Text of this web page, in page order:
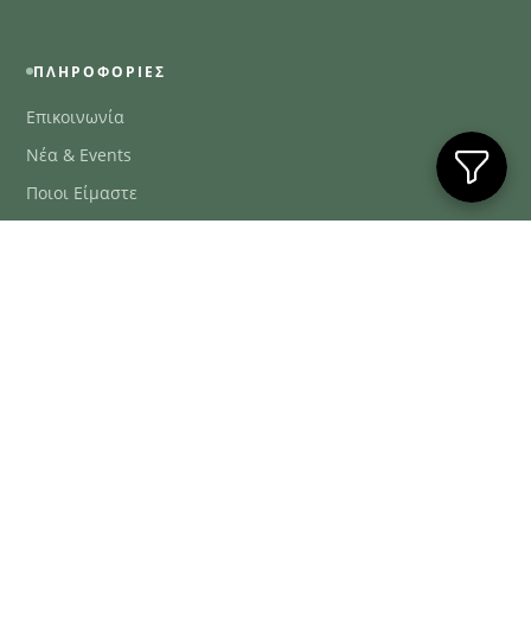
ΠΛΗΡΟΦΟΡΊΕΣ
Επικοινωνία
Νέα & Events
Ποιοι Είμαστε